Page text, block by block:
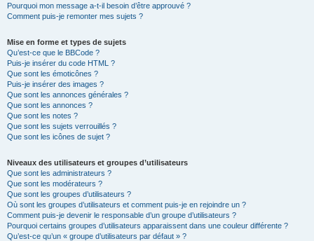
Pourquoi mon message a-t-il besoin d’être approuvé ?
Comment puis-je remonter mes sujets ?
Mise en forme et types de sujets
Qu’est-ce que le BBCode ?
Puis-je insérer du code HTML ?
Que sont les émoticônes ?
Puis-je insérer des images ?
Que sont les annonces générales ?
Que sont les annonces ?
Que sont les notes ?
Que sont les sujets verrouillés ?
Que sont les icônes de sujet ?
Niveaux des utilisateurs et groupes d’utilisateurs
Que sont les administrateurs ?
Que sont les modérateurs ?
Que sont les groupes d’utilisateurs ?
Où sont les groupes d’utilisateurs et comment puis-je en rejoindre un ?
Comment puis-je devenir le responsable d’un groupe d’utilisateurs ?
Pourquoi certains groupes d’utilisateurs apparaissent dans une couleur différente ?
Qu’est-ce qu’un « groupe d’utilisateurs par défaut » ?